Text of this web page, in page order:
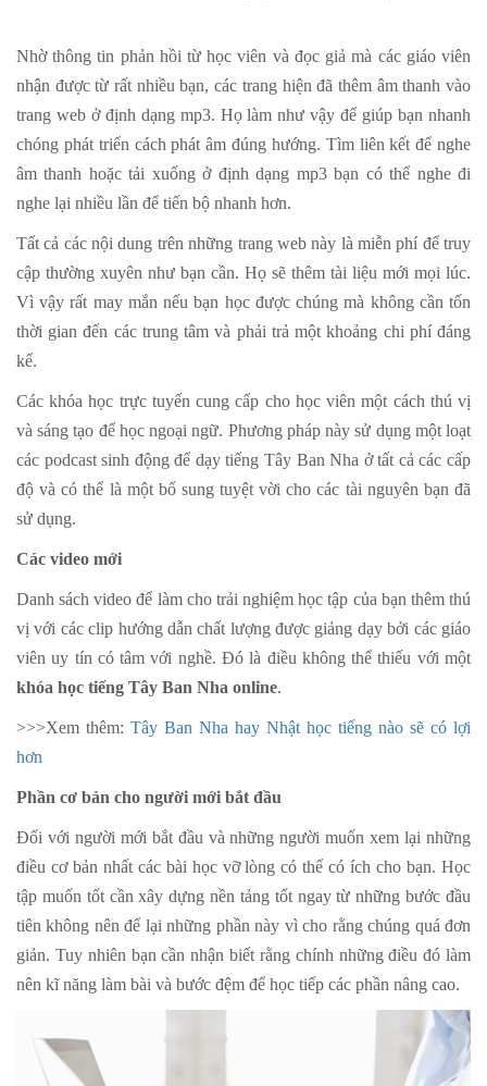
Nhờ thông tin phản hồi từ học viên và đọc giả mà các giáo viên
nhận được từ rất nhiều bạn, các trang hiện đã thêm âm thanh vào
trang web ở định dạng mp3. Họ làm như vậy để giúp bạn nhanh
chóng phát triển cách phát âm đúng hướng. Tìm liên kết để nghe
âm thanh hoặc tải xuống ở định dạng mp3 bạn có thể nghe đi
nghe lại nhiều lần để tiến bộ nhanh hơn.
Tất cả các nội dung trên những trang web này là miễn phí để truy
cập thường xuyên như bạn cần. Họ sẽ thêm tài liệu mới mọi lúc.
Vì vậy rất may mắn nếu bạn học được chúng mà không cần tốn
thời gian đến các trung tâm và phải trả một khoảng chi phí đáng
kể.
Các khóa học trực tuyến cung cấp cho học viên một cách thú vị
và sáng tạo để học ngoại ngữ. Phương pháp này sử dụng một loạt
các podcast sinh động để dạy tiếng Tây Ban Nha ở tất cả các cấp
độ và có thể là một bổ sung tuyệt vời cho các tài nguyên bạn đã
sử dụng.
Các video mới
Danh sách video để làm cho trải nghiệm học tập của bạn thêm thú
vị với các clip hướng dẫn chất lượng được giảng dạy bởi các giáo
viên uy tín có tâm với nghề. Đó là điều không thể thiếu với một
khóa học tiếng Tây Ban Nha online.
>>>Xem thêm: Tây Ban Nha hay Nhật học tiếng nào sẽ có lợi
hơn
Phần cơ bản cho người mới bắt đầu
Đối với người mới bắt đầu và những người muốn xem lại những
điều cơ bản nhất các bài học vỡ lòng có thể có ích cho bạn. Học
tập muốn tốt cần xây dựng nền tảng tốt ngay từ những bước đầu
tiên không nên để lại những phần này vì cho rằng chúng quá đơn
giản. Tuy nhiên bạn cần nhận biết rằng chính những điều đó làm
nên kĩ năng làm bài và bước đệm để học tiếp các phần nâng cao.